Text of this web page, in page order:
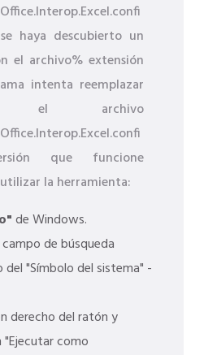
haya descubierto un
el archivo% extensión
intenta reemplazar
el archivo
que funcione
la herramienta:
de Windows.
de búsqueda
del "Símbolo del sistema" -
derecho del ratón y
como